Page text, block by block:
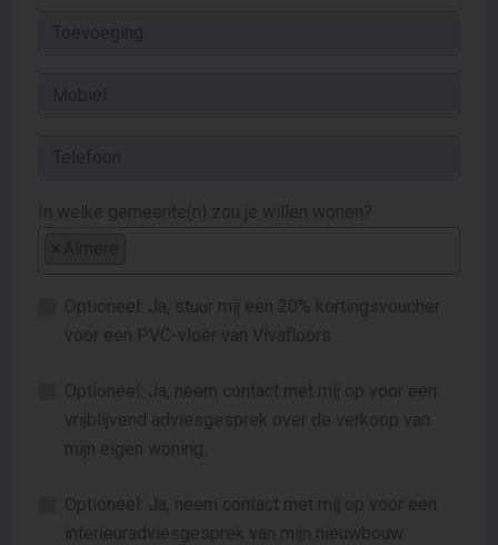
In welke gemeente(n) zou je willen wonen?
Optioneel: Ja, stuur mij een 20% kortingsvoucher
voor een PVC-vloer van Vivafloors
Optioneel: Ja, neem contact met mij op voor een
vrijblijvend adviesgesprek over de verkoop van
mijn eigen woning.
Optioneel: Ja, neem contact met mij op voor een
interieuradviesgesprek van mijn nieuwbouw